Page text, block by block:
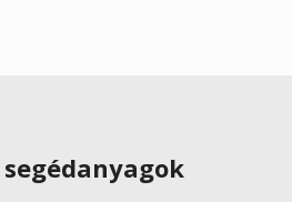
segédanyagok